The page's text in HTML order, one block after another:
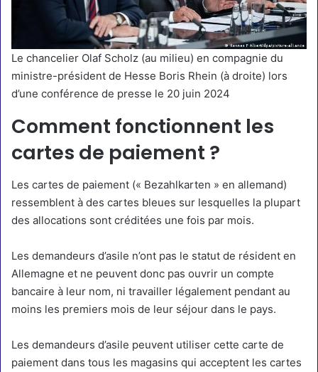
Le chancelier Olaf Scholz (au milieu) en compagnie du
ministre-président de Hesse Boris Rhein (à droite) lors
d’une conférence de presse le 20 juin 2024
Comment fonctionnent les
cartes de paiement ?
Les cartes de paiement (« Bezahlkarten » en allemand)
ressemblent à des cartes bleues sur lesquelles la plupart
des allocations sont créditées une fois par mois.
Les demandeurs d’asile n’ont pas le statut de résident en
Allemagne et ne peuvent donc pas ouvrir un compte
bancaire à leur nom, ni travailler légalement pendant au
moins les premiers mois de leur séjour dans le pays.
Les demandeurs d’asile peuvent utiliser cette carte de
paiement dans tous les magasins qui acceptent les cartes